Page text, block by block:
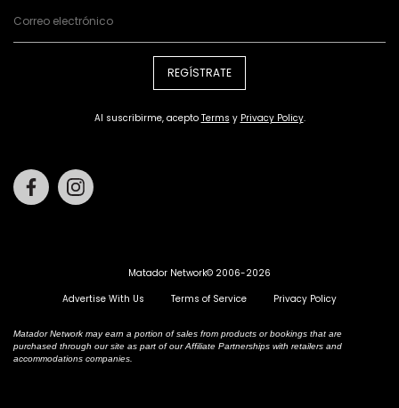
REGÍSTRATE
Al suscribirme, acepto Terms y Privacy Policy.
Facebook
Matador Network© 2006-2026
Advertise With Us
Terms of Service Privacy Policy
Matador Network may earn a portion of sales from products or bookings that are
purchased through our site as part of our Affiliate Partnerships with retailers and
accommodations companies.